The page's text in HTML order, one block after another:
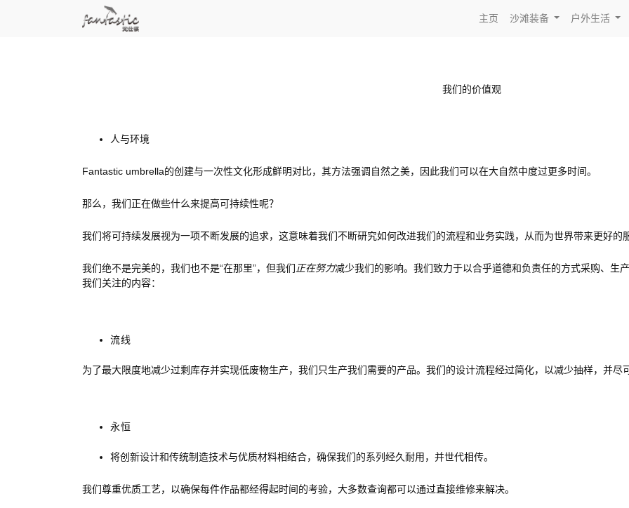
主页 沙滩装备 户外生活
我们的价值观
人与环境
Fantastic umbrella的创建与一次性文化形成鲜明对比，其方法强调自然之美，因此我们可以在大自然中度过更多时间。
那么，我们正在做些什么来提高可持续性呢？
我们将可持续发展视为一项不断发展的追求，这意味着我们不断研究如何改进我们的流程和业务实践，从而为世界带来更好的
我们绝不是完美的，我们也不是“在那里”，但我们 正在努力减少我们的影响。我们致力于以合乎道德和负责任的方式采购、生
我们关注的内容：
流线
为了最大限度地减少过剩库存并实现低废物生产，我们只生产我们需要的产品。我们的设计流程经过简化，以减少抽样，并尽
永恒
将创新设计和传统制造技术与优质材料相结合，确保我们的系列经久耐用，并世代相传。
我们尊重优质工艺，以确保每件作品都经得起时间的考验，大多数查询都可以通过直接维修来解决。